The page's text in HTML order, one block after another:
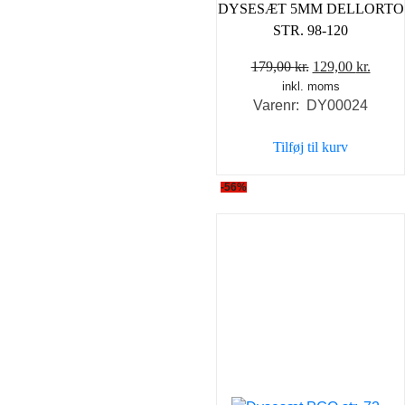
DYSESÆT 5MM DELLORTO
STR. 98-120
179,00kr. Den
oprindelige
pris
179,00 kr..
129,00 kr.
inkl. moms
Varenr: DY00024
Tilføj til kurv
-56%